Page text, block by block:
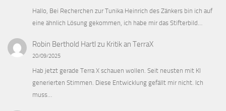
Hallo, Bei Recherchen zur Tunika Heinrich des Zänkers bin ich auf
eine ähnlich Lösung gekommen, ich habe mir das Stifterbild…
Robin Berthold Hartl zu Kritik an TerraX
20/09/2025
Hab jetzt gerade Terra X schauen wollen. Seit neusten mit KI
generierten Stimmen. Diese Entwicklung gefällt mir nicht. Ich
muss…